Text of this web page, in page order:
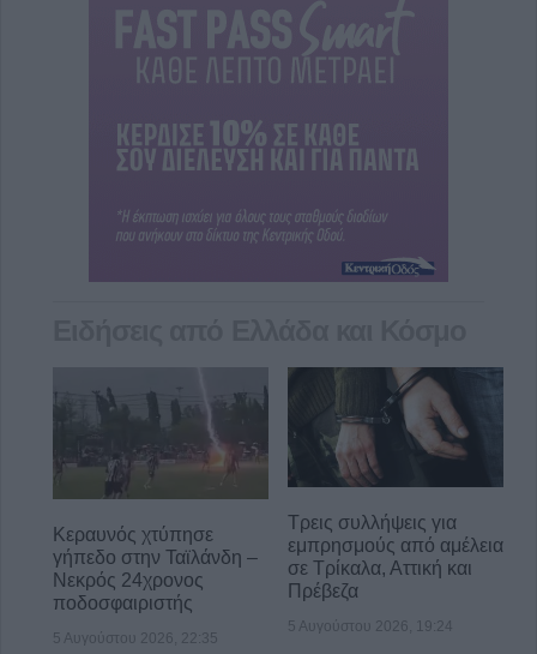
Κεραυνός χτύπησε
γήπεδο στην Ταϊλάνδη –
Νεκρός 24χρονος
ποδοσφαιριστής
5 Αυγούστου 2026, 22:35
Τρεις συλλήψεις για
εμπρησμούς από αμέλεια
σε Τρίκαλα, Αττική και
Πρέβεζα
5 Αυγούστου 2026, 19:24